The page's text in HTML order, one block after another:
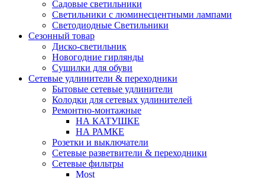
Садовые светильники
Светильники с люминесцентными лампами
Светодиодные Светильники
Сезонный товар
Диско-светильник
Новогодние гирлянды
Сушилки для обуви
Сетевые удлинители & переходники
Бытовые сетевые удлинители
Колодки для сетевых удлинителей
Ремонтно-монтажные
НА КАТУШКЕ
НА РАМКЕ
Розетки и выключатели
Сетевые разветвители & переходники
Сетевые фильтры
Most